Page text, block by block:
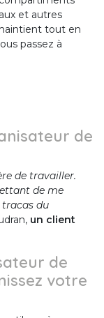
et autres
tout en
passez à
de
de travailler.
de me
du
un client
de
votre